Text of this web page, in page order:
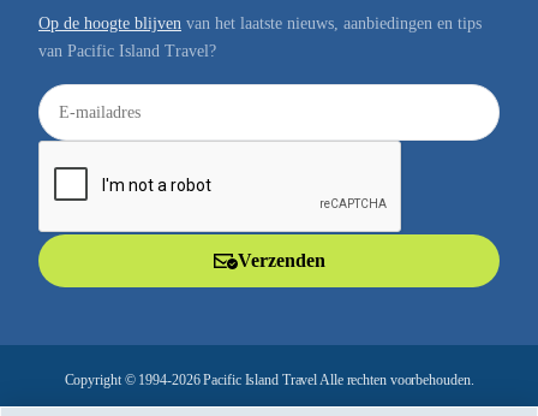
Op de hoogte blijven van het laatste nieuws, aanbiedingen en tips
van Pacific Island Travel?
E
-
a
Verzenden
Copyright © 1994-2026 Pacific Island Travel Alle rechten voorbehouden.